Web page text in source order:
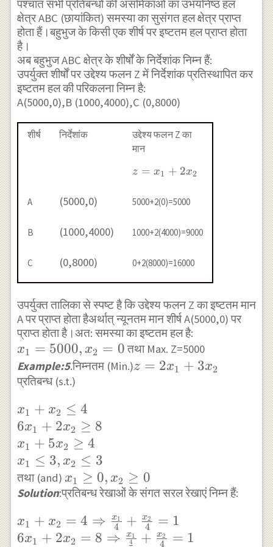
\\ \text { when }
x_{2}=0 \text { then
} x_{1}=5000 \\
(0,5000),(5000,0) \\
\\ \frac{-x_{1}}
{2000}+\frac{x_{2}}
{8000}=1 \\ \text {
when } x_{1}=0
\text { then }
x_{2}=8000 \\ \text
{ When } x_{2}=0
x_{1}=2000\\
x_{1}+6 x_{2}=2400
पश्चात सभी प्रतिबन्धों की असमिकाओं का उभयनिष्ठ हल
क्षेत्र ABC (छायांकित) समस्या का सुसंगत हल क्षेत्र प्राप्त
होता हैं।बहुभुज के किसी एक शीर्ष पर इष्टतम हल प्राप्त होता
है।
अब बहुभुज ABC क्षेत्र के शीर्षों के निर्देशांक निम्न हैं:
उपर्युक्त शीर्षों पर उद्देश्य फलन Z में निर्देशांक प्रतिस्थापित कर
इष्टतम हल की परिकलना निम्न है:
A(5000,0),B (1000,4000),C (0,8000)
शीर्ष निर्देशांक
उद्देश्य फलन Z का
मान
z=x_{1}+2
z = x1 + 2x2
A (5000,0) 5000+2(0)=5000
B (1000,4000) 1000+2(4000)=9000
C (0,8000) 0+2(8000)=16000
उपर्युक्त तालिका से स्पष्ट है कि उद्देश्य फलन Z का इष्टतम मान
A पर प्राप्त होता हैअर्थात् न्यूनतम मान शीर्ष A(5000,0) पर
प्राप्त होता है।अत: समस्या का इष्टतम हल है:
x_{1}=5000,x_{2}=0
x1 = 5000, x2 = 0 तथा Max. Z=5000
Example:5.निम्नतम (Min.)z=2
z = 2x1 + 3x2
प्रतिबन्ध (s.t.)
x_{1}+x_{2}
\leq 4 \\ 6
x_{1}+2
x_{2} \geq 8
\\ x_{1}+5
x_{2} \geq 4
3, x_{2} \leq
3
x1 + x2 ≤ 4
6x1 + 2x2 ≥ 8
x1 + 5x2 ≥ 4
x1 ≤ 3, x2 ≤ 3
तथा (and) x_{1}
\geq
x_{2}
\geq
x1 ≥ 0, x2 ≥ 0
Solution:प्रतिबन्ध रेखाओं के संगत सरल रेखाएं निम्न हैं:
x_{1}+x_{2}=4
\Rightarrow
x1 + x2 = 4 ⇒ 4
x1 + 4
x2 = 1
6x1 + 2x2 = 8 ⇒ 4
x1 + 4
x2 = 1